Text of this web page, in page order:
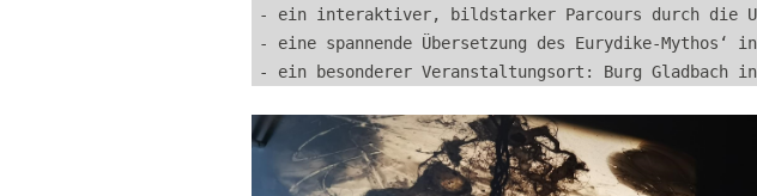
- ein interaktiver, bildstarker Parcours durch die
- eine spannende Übersetzung des Eurydike-Mythos‘
- ein besonderer Veranstaltungsort: Burg Gladbach